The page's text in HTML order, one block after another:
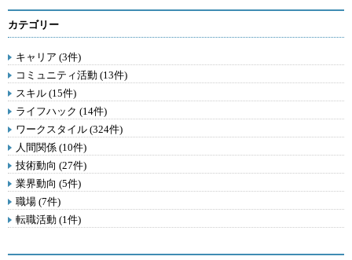
カテゴリー
キャリア (3件)
コミュニティ活動 (13件)
スキル (15件)
ライフハック (14件)
ワークスタイル (324件)
人間関係 (10件)
技術動向 (27件)
業界動向 (5件)
職場 (7件)
転職活動 (1件)